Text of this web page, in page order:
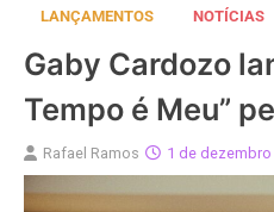
LANÇAMENTOS NOTÍCIAS
Gaby Cardozo
Tempo é Meu”
Rafael Ramos 1 de